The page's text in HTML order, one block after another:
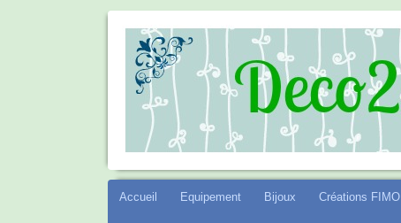
DECO2SEV
Aller
Accueil Equipement Bijoux Créations FIMO